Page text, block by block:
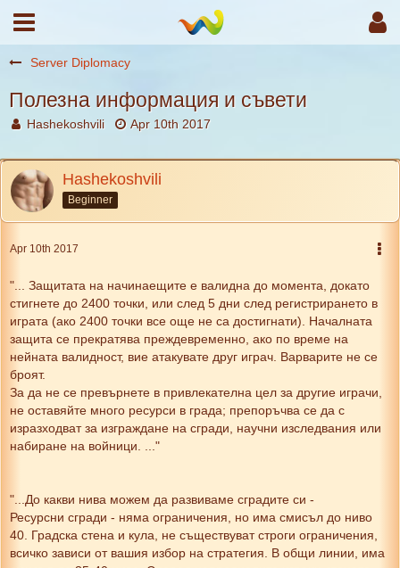
Server Diplomacy
Полезна информация и съвети
Hashekoshvili Apr 10th 2017
Hashekoshvili
Beginner
Apr 10th 2017
"... Защитата на начинаещите е валидна до момента, докато
стигнете до 2400 точки, или след 5 дни след регистрирането в
играта (ако 2400 точки все още не са достигнати). Началната
защита се прекратява преждевременно, ако по време на
нейната валидност, вие атакувате друг играч. Варварите не се
броят.
За да не се превърнете в привлекателна цел за другие играчи,
не оставяйте много ресурси в града; препоръчва се да с
изразходват за изграждане на сгради, научни изследвания или
набиране на войници. ..."
"...До какви нива можем да развиваме сградите си -
Ресурсни сгради - няма ограничения, но има смисъл до ниво
40. Градска стена и кула, не съществуват строги ограничения,
всичко зависи от вашия избор на стратегия. В общи линии, има